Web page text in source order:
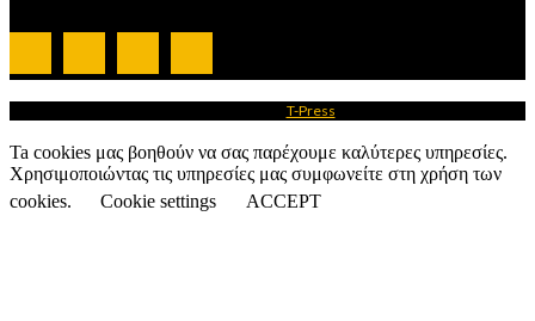
T-Press
Ta cookies μας βοηθούν να σας παρέχουμε καλύτερες υπηρεσίες.
Χρησιμοποιώντας τις υπηρεσίες μας συμφωνείτε στη χρήση των
cookies.
Cookie settings ACCEPT